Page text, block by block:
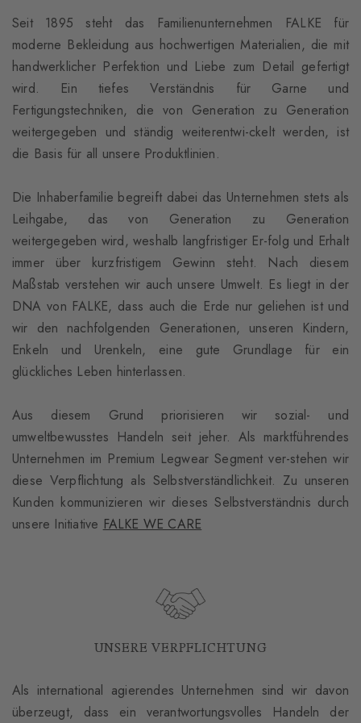
Seit 1895 steht das Familienunternehmen FALKE für
moderne Bekleidung aus hochwertigen Materialien, die mit
handwerklicher Perfektion und Liebe zum Detail gefertigt
wird. Ein tiefes Verständnis für Garne und
Fertigungstechniken, die von Generation zu Generation
weitergegeben und ständig weiterentwi-ckelt werden, ist
die Basis für all unsere Produktlinien.
Die Inhaberfamilie begreift dabei das Unternehmen stets als
Leihgabe, das von Generation zu Generation
weitergegeben wird, weshalb langfristiger Er-folg und Erhalt
immer über kurzfristigem Gewinn steht. Nach diesem
Maßstab verstehen wir auch unsere Umwelt. Es liegt in der
DNA von FALKE, dass auch die Erde nur geliehen ist und
wir den nachfolgenden Generationen, unseren Kindern,
Enkeln und Urenkeln, eine gute Grundlage für ein
glückliches Leben hinterlassen.
Aus diesem Grund priorisieren wir sozial- und
umweltbewusstes Handeln seit jeher. Als marktführendes
Unternehmen im Premium Legwear Segment ver-stehen wir
diese Verpflichtung als Selbstverständlichkeit. Zu unseren
Kunden kommunizieren wir dieses Selbstverständnis durch
unsere Initiative FALKE WE CARE
UNSERE VERPFLICHTUNG
Als international agierendes Unternehmen sind wir davon
überzeugt, dass ein verantwortungsvolles Handeln der